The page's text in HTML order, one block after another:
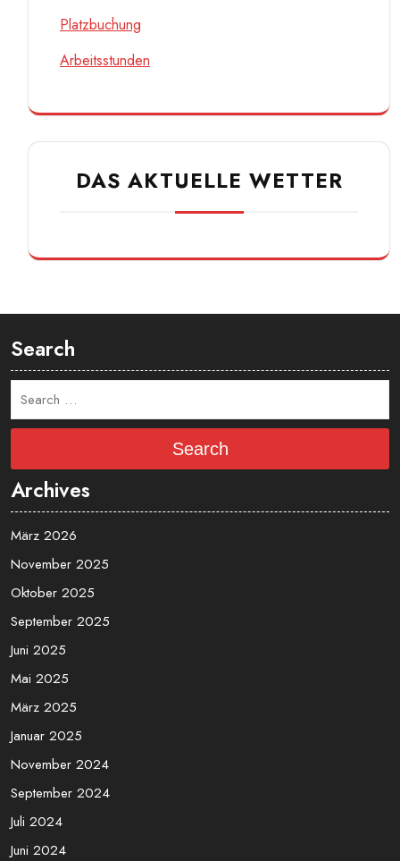
Platzbuchung
Arbeitsstunden
DAS AKTUELLE WETTER
Search
Search
Archives
März 2026
November 2025
Oktober 2025
September 2025
Juni 2025
Mai 2025
März 2025
Januar 2025
November 2024
September 2024
Juli 2024
Juni 2024